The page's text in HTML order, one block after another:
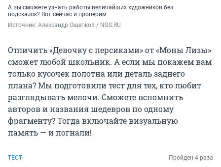
А вы сможете узнать работы величайших художников без
подсказок? Вот сейчас и проверим
Источник: Александр Ощепков / NGS.RU
Отличить «Девочку с персиками» от «Моны Лизы»
сможет любой школьник. А если мы покажем вам
только кусочек полотна или деталь заднего
плана? Мы подготовили тест для тех, кто любит
разглядывать мелочи. Сможете вспомнить
авторов и названия шедевров по одному
фрагменту? Тогда включайте визуальную
память — и погнали!
ТЕСТ
Пройден 4 раза